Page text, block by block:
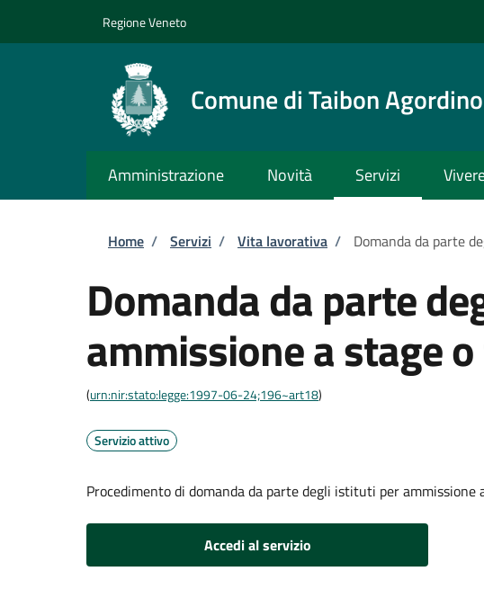
Regione Veneto
Comune di Taibon Agordino
Amministrazione Novità Servizi
Briciole di pane
Home / Servizi / Vita lavorativa / Domanda da parte
Domanda da parte
ammissione a stage
(urn:nir:stato:legge:1997-06-24;196~art18)
Servizio attivo
Procedimento di domanda da parte degli istituti per ammissione
Accedi al servizio